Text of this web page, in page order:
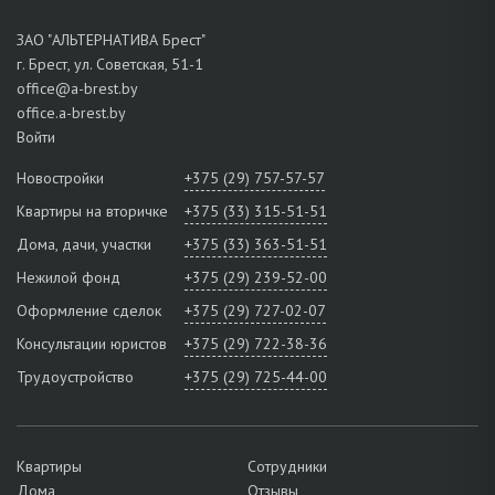
ЗАО "АЛЬТЕРНАТИВА Брест"
г. Брест, ул. Советская, 51-1
office@a-brest.by
office.a-brest.by
Войти
Новостройки
+375 (29) 757-57-57
Квартиры на вторичке
+375 (33) 315-51-51
Дома, дачи, участки
+375 (33) 363-51-51
Нежилой фонд
+375 (29) 239-52-00
Оформление сделок
+375 (29) 727-02-07
Консультации юристов
+375 (29) 722-38-36
Трудоустройство
+375 (29) 725-44-00
Квартиры
Дома
Сотрудники
Отзывы